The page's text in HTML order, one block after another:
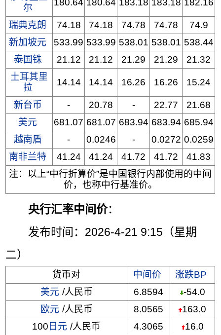
尔
180.64 180.64 183.18 183.18 182.16
瑞典克朗 74.18 74.18 74.78 74.78
74.9
新加坡元
533.99 533.99 538.01 538.01 538.44
泰国铢
21.12 21.12 21.29 21.29
21.32
土耳其里
拉
14.14 14.14 16.26 16.26 15.24
新台币 - 20.78 - 22.77
21.68
美元
681.07 681.07 683.94 683.94 685.94
越南盾
- 0.0246 - 0.0272 0.0259
南非兰特
41.24 41.24 41.72 41.72
41.83
注：以上“中行折算价”是中国银行内部使用的中间
价，也称中行基准价。
央行汇率中间价：
发布时间：2026-4-21 9:15（星期
二）
货币对 中间价
涨跌BP
美元 /人民币 6.8594
-54.0
欧元 /人民币 8.0565
163.0
100 日元 /人民币 4.3065
16.0